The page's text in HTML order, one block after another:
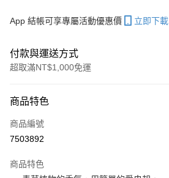
App 結帳可享專屬活動優惠價 立即下載
付款與運送方式
超取滿NT$1,000免運
信用卡一次付款
LINE Pay
商品特色
商品編號
7503892
商品特色